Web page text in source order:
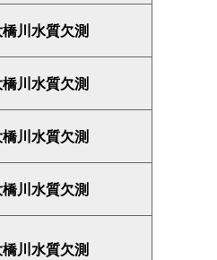
川水質欠測
川水質欠測
川水質欠測
川水質欠測
川水質欠測